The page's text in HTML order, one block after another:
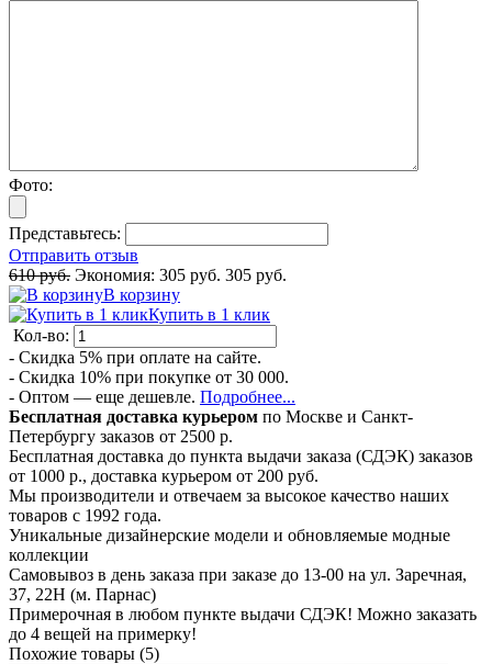
Фото:
Представьтесь:
Отправить отзыв
610 руб. Экономия: 305 руб. 305 руб.
В корзину
Купить в 1 клик
Кол-во:
- Скидка 5% при оплате на сайте.
- Скидка 10% при покупке от 30 000.
- Оптом — еще дешевле. Подробнее...
Бесплатная доставка курьером по Москве и Санкт-
Петербургу заказов от 2500 р.
Бесплатная доставка до пункта выдачи заказа (СДЭК) заказов
от 1000 р., доставка курьером от 200 руб.
Мы производители и отвечаем за высокое качество наших
товаров с 1992 года.
Уникальные дизайнерские модели и обновляемые модные
коллекции
Самовывоз в день заказа при заказе до 13-00 на ул. Заречная,
37, 22Н (м. Парнас)
Примерочная в любом пункте выдачи СДЭК! Можно заказать
до 4 вещей на примерку!
Похожие товары (5)